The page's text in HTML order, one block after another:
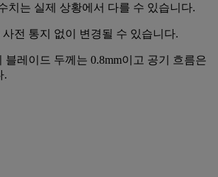
치는 실제 상황에서 다를 수 있습니다.
전 통지 없이 변경될 수 있습니다.
블레이드 두께는 0.8mm이고 공기 흐름은
.